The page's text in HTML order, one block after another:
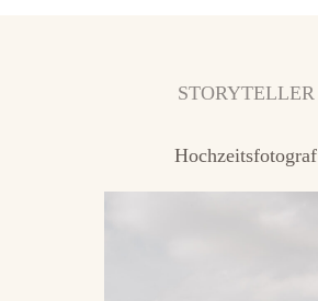
STORYTELLER
Hochzeitsfotograf